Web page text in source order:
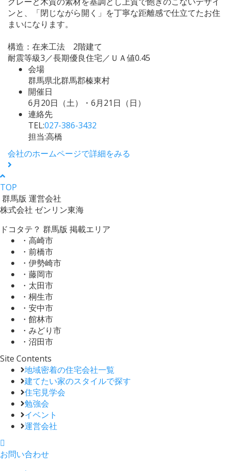
ンと、「閉じながら開く」を丁寧な距離感で仕立てたお住
まいになります。
構造：在来工法 2階建て
耐震等級3／長期優良住宅／ＵＡ値0.45
会場
群馬県北群馬郡榛東村
開催日
6月20日（土）・6月21日（日）
連絡先
TEL:027-386-3432
担当:高橋
会社のホームページで詳細をみる
TOP
群馬版 運営会社
株式会社 ゼンリン東海
ドコタテ？ 群馬版 掲載エリア
・高崎市
・前橋市
・伊勢崎市
・藤岡市
・太田市
・桐生市
・安中市
・館林市
・みどり市
・沼田市
Site Contents
地域密着の住宅会社一覧
建てたい家のスタイルで探す
住宅見学会
勉強会
イベント
運営会社
お問い合わせ